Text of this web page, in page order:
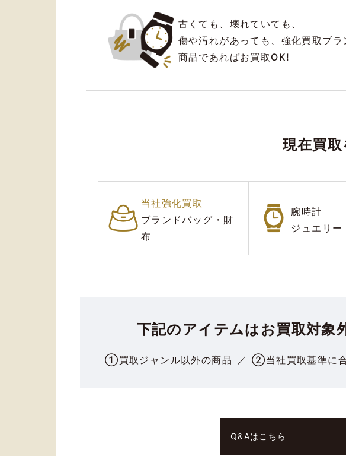
※ 買取価格はお品物の状態・その時の相場によっ
古くても、 壊れていても、
傷や汚れがあっても、 強化買取ブラ
商品であればお買取OK!
現在買
当社強化買取
ブランドバッグ・財
布
腕時計
ジュエリー
下記のアイテムはお買取対象
①買取ジャンル以外の商品 ②当社買取基準に
Q&Aはこちら